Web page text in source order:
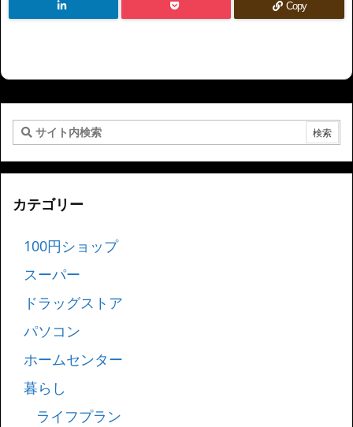
Copy
カテゴリー
100円ショップ
スーパー
ドラッグストア
パソコン
ホームセンター
暮らし
ライフプラン